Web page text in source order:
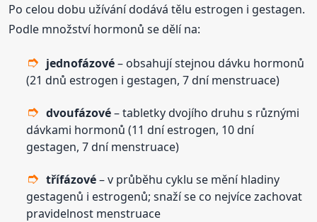
Po celou dobu užívání dodává tělu estrogen i gestagen.
Podle množství hormonů se dělí na:
jednofázové– obsahují stejnou dávku hormonů
(21 dnů estrogen i gestagen, 7 dní menstruace)
dvoufázové– tabletky dvojího druhu s různými
dávkami hormonů (11 dní estrogen, 10 dní
gestagen, 7 dní menstruace)
třífázové– v průběhu cyklu se mění hladiny
gestagenů i estrogenů; snaží se co nejvíce zachovat
pravidelnost menstruace